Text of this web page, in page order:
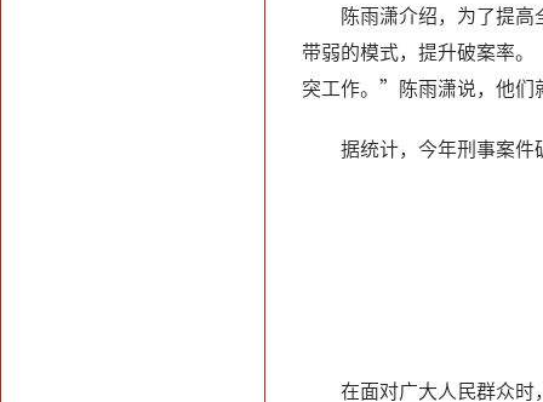
陈雨潇介绍，为了提
带弱的模式，提升破案率
突工作。”陈雨潇说，他们
据统计，今年刑事案件
在面对广大人民群众